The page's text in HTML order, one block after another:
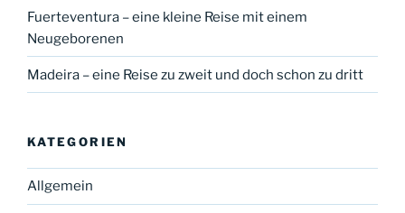
Fuerteventura – eine kleine Reise mit einem
Neugeborenen
Madeira – eine Reise zu zweit und doch schon zu dritt
KATEGORIEN
Allgemein